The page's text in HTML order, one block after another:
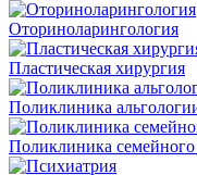
Оториноларингология
Пластическая хирургия
Поликлиника
Поликлиника семейного